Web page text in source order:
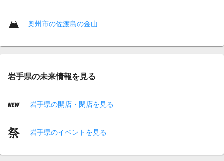
奥州市の佐渡島の金山
岩手県の未来情報を見る
岩手県の開店・閉店を見る
岩手県のイベントを見る